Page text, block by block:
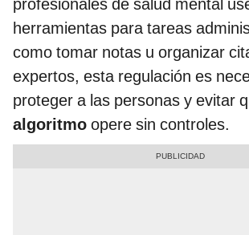
profesionales de salud mental
herramientas para tareas
como tomar notas u organizar
expertos, esta regulación es
proteger a las personas y evitar
algoritmo opere sin controles.